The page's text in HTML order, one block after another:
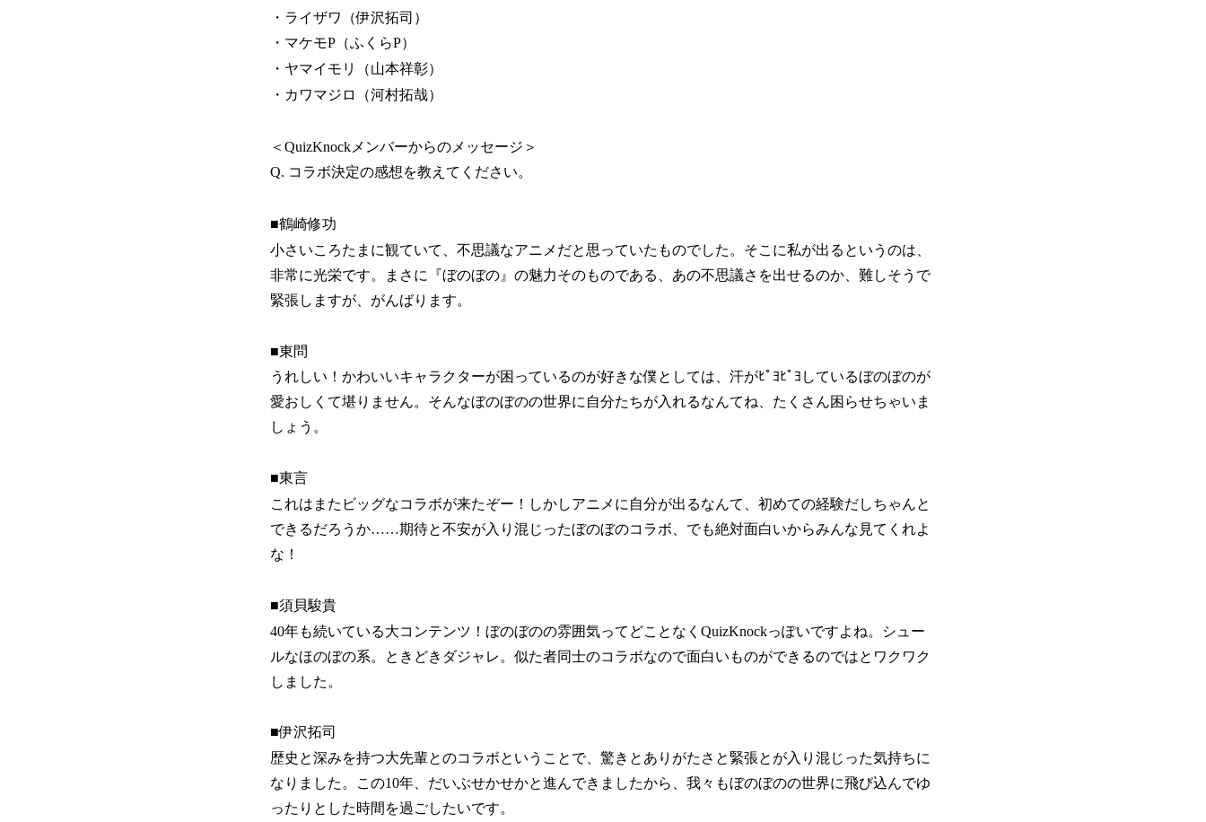
・ライザワ（伊沢拓司）
・マケモP（ふくらP）
・ヤマイモリ（山本祥彰）
・カワマジロ（河村拓哉）
＜QuizKnockメンバーからのメッセージ＞
Q. コラボ決定の感想を教えてください。
■鶴崎修功
小さいころたまに観ていて、不思議なアニメだと思っていたものでした。そこに私が出るというのは、
非常に光栄です。まさに『ぼのぼの』の魅力そのものである、あの不思議さを出せるのか、難しそうで
緊張しますが、がんばります。
■東問
うれしい！かわいいキャラクターが困っているのが好きな僕としては、汗がﾋﾟﾖﾋﾟﾖしているぼのぼのが
愛おしくて堪りません。そんなぼのぼのの世界に自分たちが入れるなんてね、たくさん困らせちゃいま
しょう。
■東言
これはまたビッグなコラボが来たぞー！しかしアニメに自分が出るなんて、初めての経験だしちゃんと
できるだろうか……期待と不安が入り混じったぼのぼのコラボ、でも絶対面白いからみんな見てくれよ
な！
■須貝駿貴
40年も続いている大コンテンツ！ぼのぼのの雰囲気ってどことなくQuizKnockっぽいですよね。シュー
ルなほのぼの系。ときどきダジャレ。似た者同士のコラボなので面白いものができるのではとワクワク
しました。
■伊沢拓司
歴史と深みを持つ大先輩とのコラボということで、驚きとありがたさと緊張とが入り混じった気持ちに
なりました。この10年、だいぶせかせかと進んできましたから、我々もぼのぼのの世界に飛び込んでゆ
ったりとした時間を過ごしたいです。